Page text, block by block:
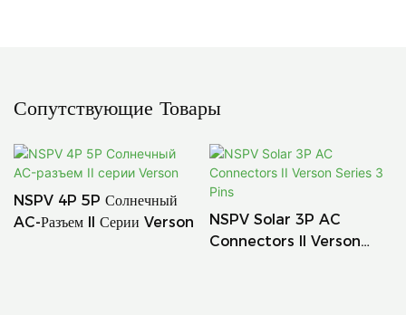
Сопутствующие Товары
NSPV 4P 5P Солнечный
AC-Разъем II Серии Verson
NSPV Solar 3P AC
Connectors II Verson